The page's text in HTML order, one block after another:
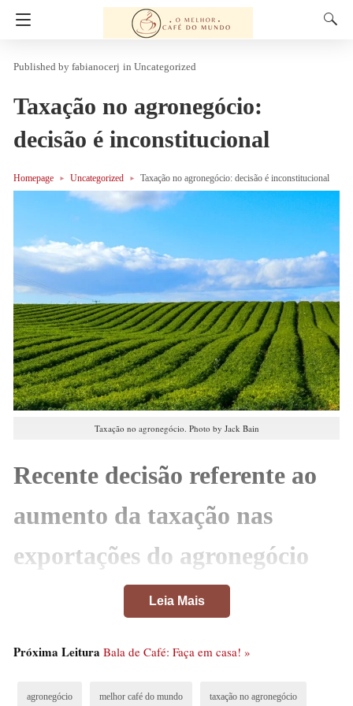
fabianocerj in Uncategorized
Taxação no agronegócio:
decisão é inconstitucional
Homepage Uncategorized Taxação no agronegócio: decisão é inconstitucional
Taxação no agronegócio. Photo by Jack Bain
Recente decisão referente ao
aumento da taxação nas
exportações do agronegócio
gerou grande polêmica.
brasileira, tendo somado, apenas em 2022, um total de
Leia Mais
Próxima Leitura Bala de Café: Faça em casa! »
agronegócio melhor café do mundo taxação no agronegócio